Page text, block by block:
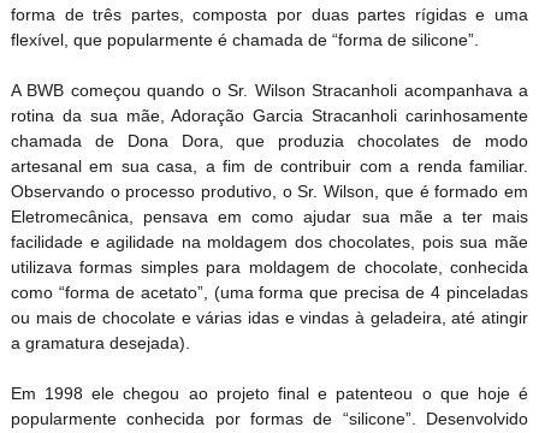
forma de três partes, composta por duas partes rígidas e uma
flexível, que popularmente é chamada de “forma de silicone”.
A BWB começou quando o Sr. Wilson Stracanholi acompanhava a
rotina da sua mãe, Adoração Garcia Stracanholi carinhosamente
chamada de Dona Dora, que produzia chocolates de modo
artesanal em sua casa, a fim de contribuir com a renda familiar.
Observando o processo produtivo, o Sr. Wilson, que é formado em
Eletromecânica, pensava em como ajudar sua mãe a ter mais
facilidade e agilidade na moldagem dos chocolates, pois sua mãe
utilizava formas simples para moldagem de chocolate, conhecida
como “forma de acetato”, (uma forma que precisa de 4 pinceladas
ou mais de chocolate e várias idas e vindas à geladeira, até atingir
a gramatura desejada).
Em 1998 ele chegou ao projeto final e patenteou o que hoje é
popularmente conhecida por formas de “silicone”. Desenvolvido